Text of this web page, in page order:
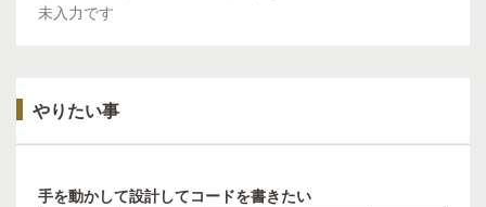
未入力です
やりたい事
手を動かして設計してコードを書きたい